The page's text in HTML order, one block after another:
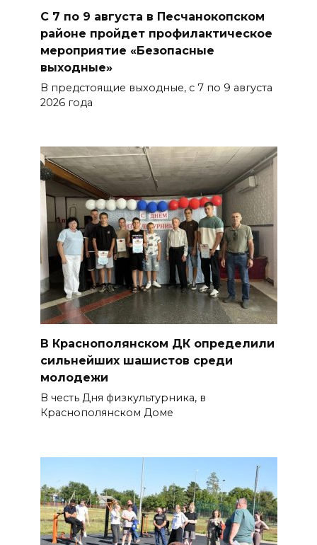
С 7 по 9 августа в Песчанокопском
районе пройдет профилактическое
мероприятие «Безопасные
выходные»
В предстоящие выходные, с 7 по 9 августа
2026 года
В Краснополянском ДК определили
сильнейших шашистов среди
молодежи
В честь Дня физкультурника, в
Краснополянском Доме